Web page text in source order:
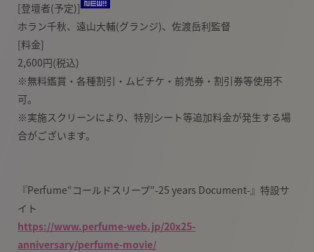
[登壇者(予定)]
ホラン千秋、遠山大輔(グランジ)、佐渡岳利監督
[料金]
2,600円(税込)
※無料鑑賞・各種割引・ムビチケ・前売券・割引券等使用不
可。
※実施スクリーンにより、特別シート等追加料金が発生する場
合がございます。
『Perfume“コールドスリープ”-25 years Document-』特設サ
イト
https://www.perfume-web.jp/20x25-
anniversary/perfume-movie/